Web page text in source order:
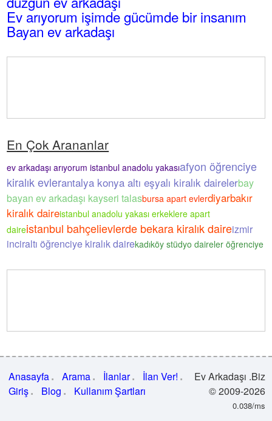
Ev arıyorum işimde gücümde bir insanım
Bayan ev arkadaşı
En Çok Arananlar
ev arkadaşı arıyorum istanbul anadolu yakasıafyon öğrenciye
kiralık evlerantalya konya altı eşyalı kiralık dairelerbay
bayan ev arkadaşı kayseri talasbursa apart evlerdiyarbakır
kiralık daireistanbul anadolu yakası erkeklere apart
daireistanbul bahçelievlerde bekara kiralık daireizmir
inciraltı öğrenciye kiralık dairekadıköy stüdyo daireler öğrenciye
Anasayfa Arama İlanlar
İlan Ver!
Giriş
Blog Kullanım Şartları
Ev Arkadaşı .Biz
© 2009-2026
0.038/ms